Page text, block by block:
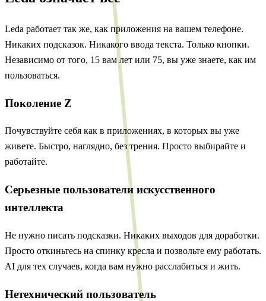
Leda работает так же, как приложения на вашем телефоне.
Никаких подсказок. Никакого ввода текста. Только кнопки.
Независимо от того, 15 вам лет или 75, вы уже знаете, как им
пользоваться.
Поколение Z
Почувствуйте себя как в приложениях, в которых вы уже
живете. Быстро, наглядно, без трения. Просто выбирайте и
работайте.
Серьезные пользователи искусственного
интеллекта
Не нужно писать подсказки. Никаких выходов для доработки.
Просто откиньтесь на спинку кресла и позвольте ему работать.
AI для тех случаев, когда вам нужно расслабиться и жить.
Нетехнический пользователь